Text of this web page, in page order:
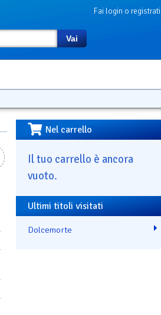
Fai login o registrati
Vai
Nel carrello
Il tuo carrello è ancora
vuoto.
Ultimi titoli visitati
Dolcemorte